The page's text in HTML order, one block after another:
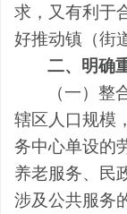
求，又有利于
好推动镇（街
二、明确
（一）整
辖区人口规模
务中心单设的
养老服务、民
涉及公共服务